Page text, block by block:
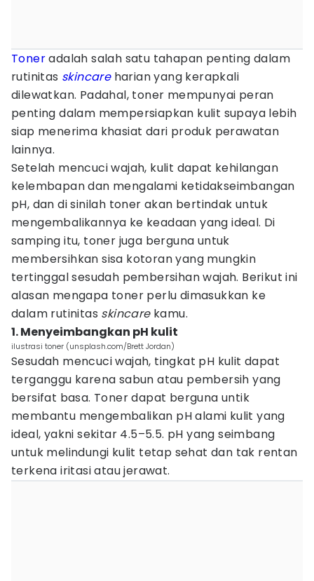
Toneradalah salah satu tahapan penting dalam
rutinitas skincareharian yang kerapkali
dilewatkan. Padahal, toner mempunyai peran
penting dalam mempersiapkan kulit supaya lebih
siap menerima khasiat dari produk perawatan
lainnya.
Setelah mencuci wajah, kulit dapat kehilangan
kelembapan dan mengalami ketidakseimbangan
pH, dan di sinilah toner akan bertindak untuk
mengembalikannya ke keadaan yang ideal. Di
samping itu, toner juga berguna untuk
membersihkan sisa kotoran yang mungkin
tertinggal sesudah pembersihan wajah. Berikut ini
alasan mengapa toner perlu dimasukkan ke
dalam rutinitas skincarekamu.
1. Menyeimbangkan pH kulit
ilustrasi toner (unsplash.com/Brett Jordan)
Sesudah mencuci wajah, tingkat pH kulit dapat
terganggu karena sabun atau pembersih yang
bersifat basa. Toner dapat berguna untik
membantu mengembalikan pH alami kulit yang
ideal, yakni sekitar 4.5–5.5. pH yang seimbang
untuk melindungi kulit tetap sehat dan tak rentan
terkena iritasi atau jerawat.